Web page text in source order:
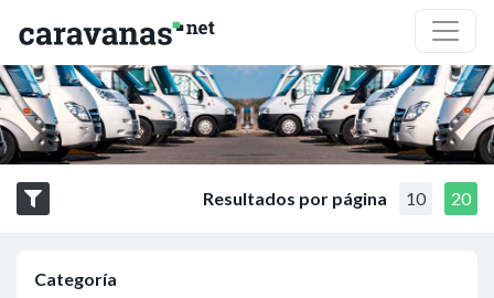
Resultados por página 10 20
Categoría